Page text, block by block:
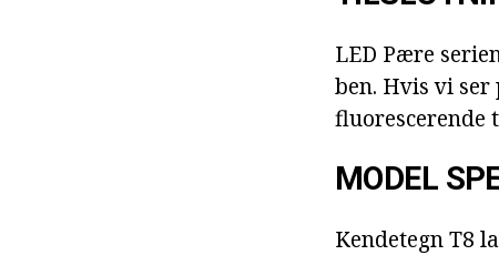
LED Pære
ben. Hvis vi
fluorescerende
MODEL
Kendetegn T8